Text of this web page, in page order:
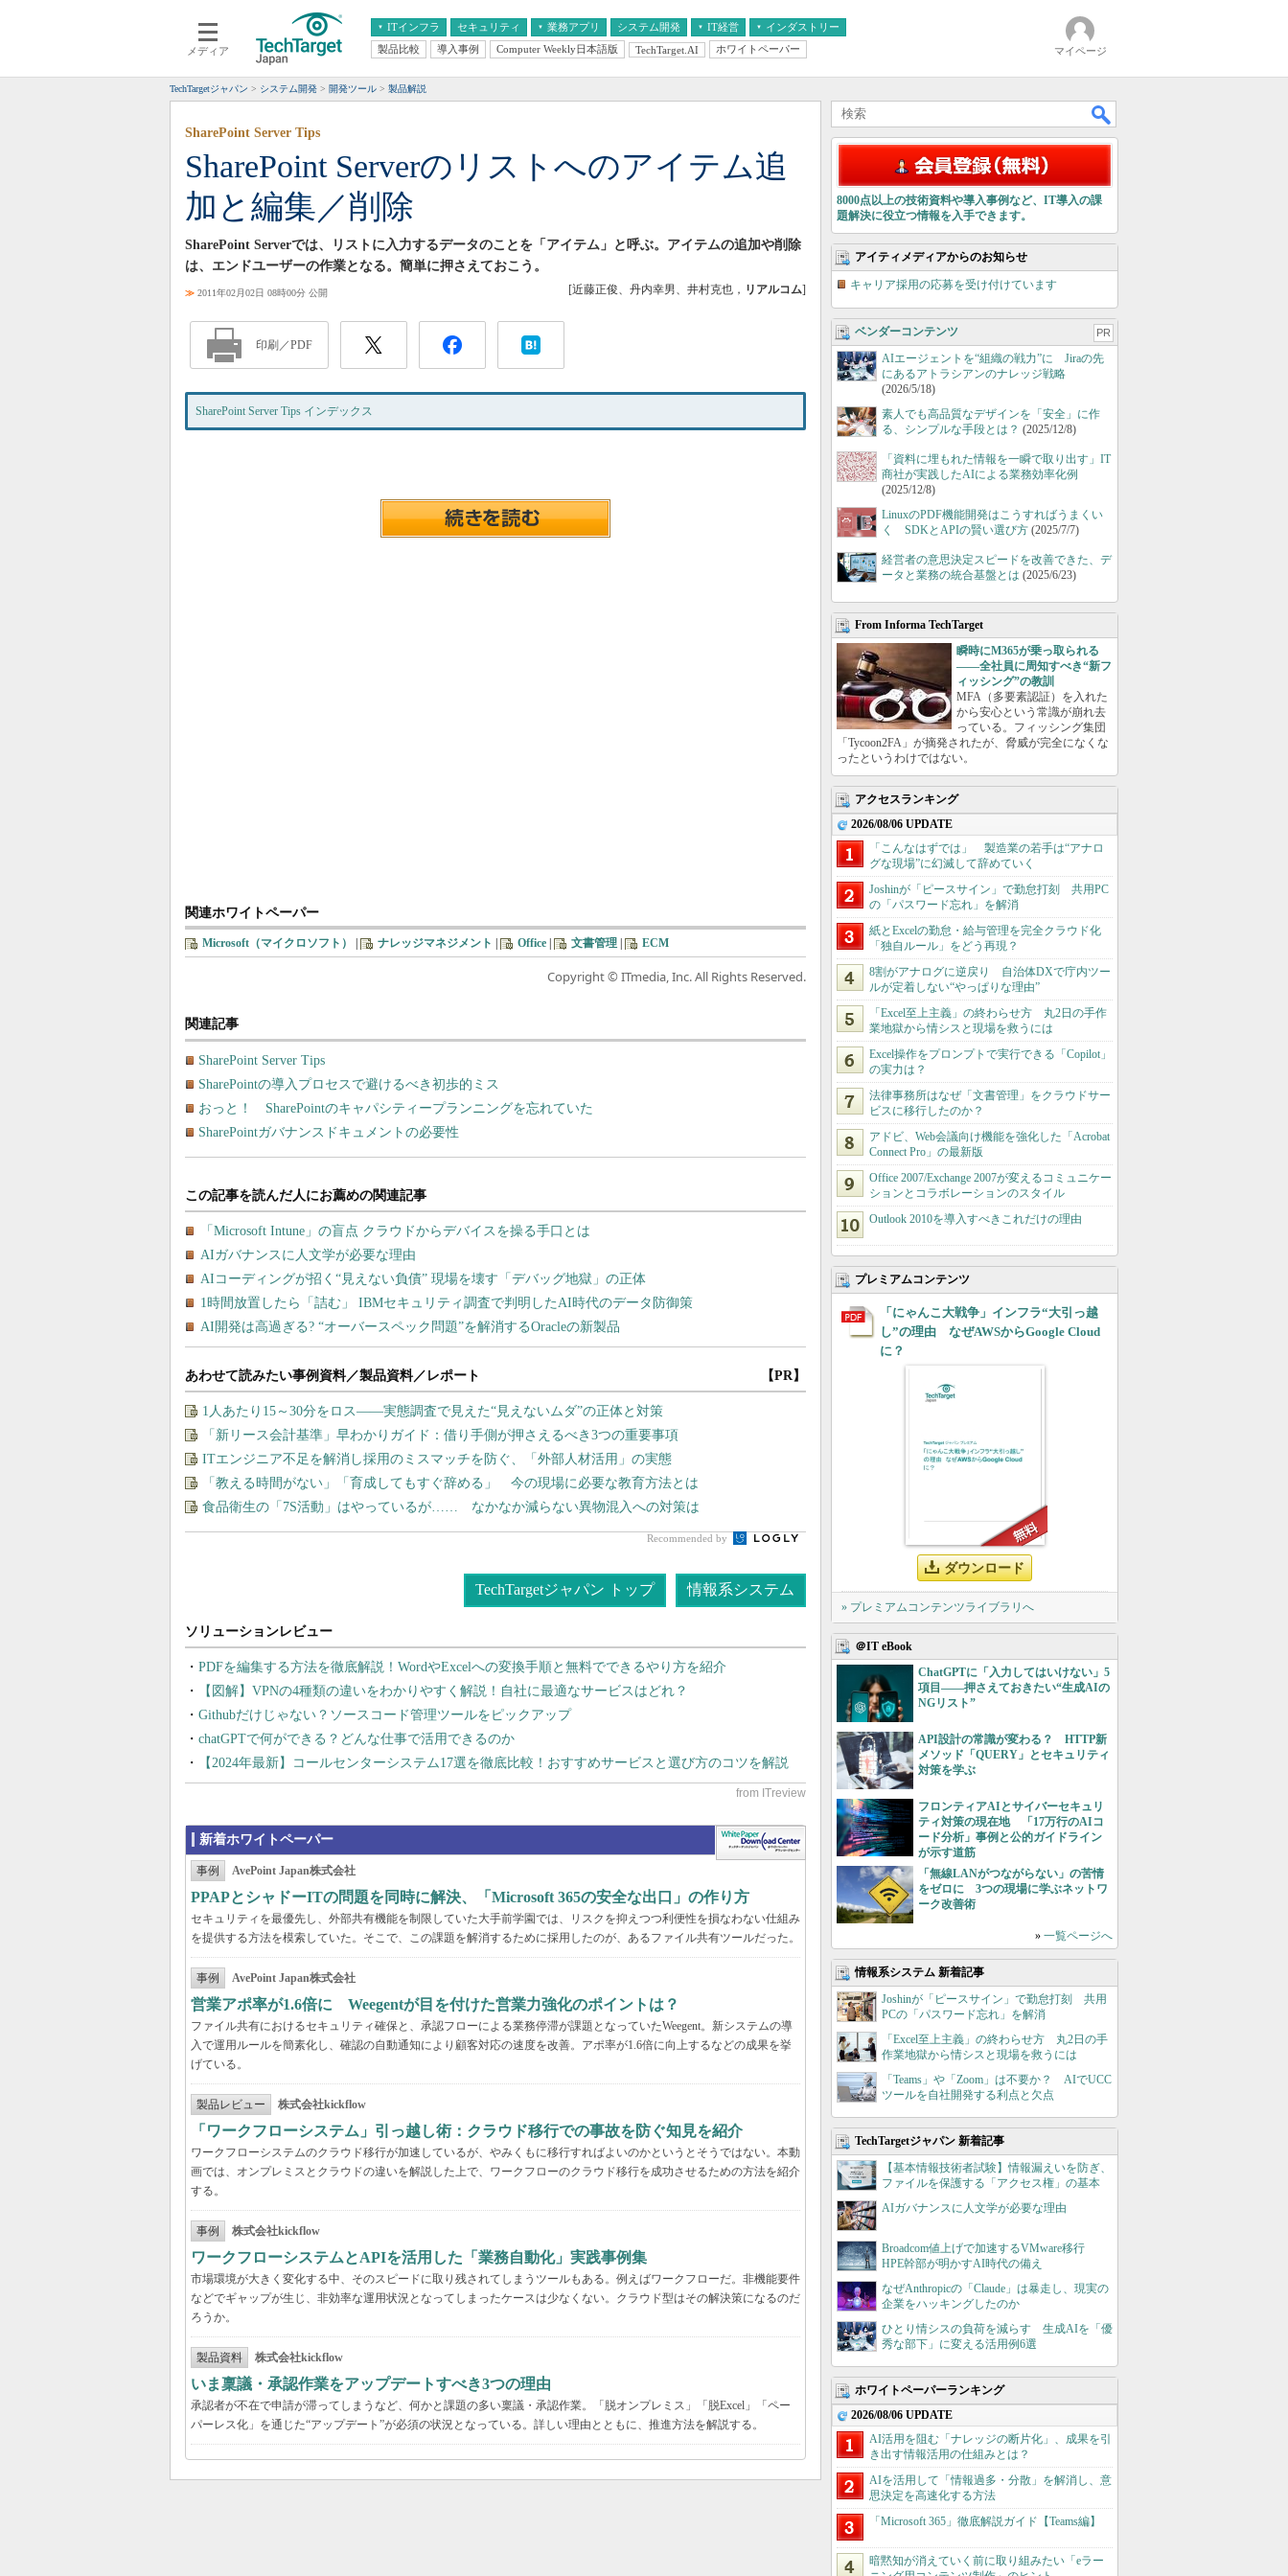
メディア
ITインフラ
クラウド
スマートモバイル
ネットワーク
システム運用管理
セキュリティ 業務アプリ
エンタープライズAI
ERP
情報系システム
システム開発 IT経営
経営とIT
インダストリー
医療IT
製品比較 導入事例 Computer Weekly日本語版 TechTarget.AI ホワイトペーパー マイページ
TechTargetジャパン システム開発 開発ツール 製品解説
SharePoint Serverのリストへのアイテム追
加と編集／削除
SharePoint Server Tips
SharePoint Serverでは、リストに入力するデータのことを「アイテム」と呼ぶ。アイテムの追加や削除
は、エンドユーザーの作業となる。簡単に押さえておこう。
≫ 2011年02月02日 08時00分 公開 [近藤正俊、丹内幸男、井村克也， リアルコム]
印刷／PDF
SharePoint Server Tips インデックス
関連ホワイトペーパー
Microsoft（マイクロソフト） ナレッジマネジメント Office 文書管理 ECM
Copyright © ITmedia, Inc. All Rights Reserved.
関連記事
SharePoint Server Tips
SharePointの導入プロセスで避けるべき初歩的ミス
おっと！ SharePointのキャパシティープランニングを忘れていた
SharePointガバナンスドキュメントの必要性
あわせて読みたい事例資料／製品資料／レポート 【PR】
1人あたり15～30分をロス――実態調査で見えた“見えないムダ”の正体と対策
「新リース会計基準」早わかりガイド：借り手側が押さえるべき3つの重要事項
ITエンジニア不足を解消し採用のミスマッチを防ぐ、「外部人材活用」の実態
「教える時間がない」「育成してもすぐ辞める」 今の現場に必要な教育方法とは
食品衛生の「7S活動」はやっているが…… なかなか減らない異物混入への対策は
Recommended by
TechTargetジャパン トップ 情報系システム
PDFを編集する方法を徹底解説！WordやExcelへの変換手順と無料でできるやり方を紹介
【図解】VPNの4種類の違いをわかりやすく解説！自社に最適なサービスはどれ？
Githubだけじゃない？ソースコード管理ツールをピックアップ
chatGPTで何ができる？どんな仕事で活用できるのか
【2024年最新】コールセンターシステム17選を徹底比較！おすすめサービスと選び方のコツを解説
新着ホワイトペーパー
事例 AvePoint Japan株式会社
PPAPとシャドーITの問題を同時に解決、「Microsoft 365の安全な出口」の作り方
セキュリティを最優先し、外部共有機能を制限していた大手前学園では、リスクを抑えつつ利便性を損なわない仕組み
を提供する方法を模索していた。そこで、この課題を解消するために採用したのが、あるファイル共有ツールだった。
事例 AvePoint Japan株式会社
営業アポ率が1.6倍に Weegentが目を付けた営業力強化のポイントは？
ファイル共有におけるセキュリティ確保と、承認フローによる業務停滞が課題となっていたWeegent。新システムの導
入で運用ルールを簡素化し、確認の自動通知により顧客対応の速度を改善。アポ率が1.6倍に向上するなどの成果を挙
げている。
製品レビュー 株式会社kickflow
「ワークフローシステム」引っ越し術：クラウド移行での事故を防ぐ知見を紹介
ワークフローシステムのクラウド移行が加速しているが、やみくもに移行すればよいのかというとそうではない。本動
画では、オンプレミスとクラウドの違いを解説した上で、ワークフローのクラウド移行を成功させるための方法を紹介
する。
事例 株式会社kickflow
ワークフローシステムとAPIを活用した「業務自動化」実践事例集
市場環境が大きく変化する中、そのスピードに取り残されてしまうツールもある。例えばワークフローだ。非機能要件
などでギャップが生じ、非効率な運用状況となってしまったケースは少なくない。クラウド型はその解決策になるのだ
ろうか。
製品資料 株式会社kickflow
いま稟議・承認作業をアップデートすべき3つの理由
承認者が不在で申請が滞ってしまうなど、何かと課題の多い稟議・承認作業。「脱オンプレミス」「脱Excel」「ペー
パーレス化」を通じた“アップデート”が必須の状況となっている。詳しい理由とともに、推進方法を解説する。
8000点以上の技術資料や導入事例など、IT導入の課
題解決に役立つ情報を入手できます。
アイティメディアからのお知らせ
キャリア採用の応募を受け付けています
ベンダーコンテンツ PR
AIエージェントを“組織の戦力”に Jiraの先
にあるアトラシアンのナレッジ戦略
(2026/5/18)
素人でも高品質なデザインを「安全」に作
る、シンプルな手段とは？ (2025/12/8)
「資料に埋もれた情報を一瞬で取り出す」IT
商社が実践したAIによる業務効率化例
(2025/12/8)
LinuxのPDF機能開発はこうすればうまくい
く SDKとAPIの賢い選び方 (2025/7/7)
経営者の意思決定スピードを改善できた、デ
ータと業務の統合基盤とは (2025/6/23)
From Informa TechTarget
瞬時にM365が乗っ取られる
――全社員に周知すべき“新フ
ィッシング”の教訓
MFA（多要素認証）を入れた
から安心という常識が崩れ去
っている。フィッシング集団
「Tycoon2FA」が摘発されたが、脅威が完全になくな
ったというわけではない。
アクセスランキング
2026/08/06 UPDATE
「こんなはずでは」 製造業の若手は“アナロ
グな現場”に幻滅して辞めていく
Joshinが「ピースサイン」で勤怠打刻 共用PC
の「パスワード忘れ」を解消
紙とExcelの勤怠・給与管理を完全クラウド化
「独自ルール」をどう再現？
8割がアナログに逆戻り 自治体DXで庁内ツー
ルが定着しない“やっぱりな理由”
「Excel至上主義」の終わらせ方 丸2日の手作
業地獄から情シスと現場を救うには
Excel操作をプロンプトで実行できる「Copilot」
の実力は？
法律事務所はなぜ「文書管理」をクラウドサー
ビスに移行したのか？
アドビ、Web会議向け機能を強化した「Acrobat
Connect Pro」の最新版
Office 2007/Exchange 2007が変えるコミュニケー
ションとコラボレーションのスタイル
Outlook 2010を導入すべきこれだけの理由
プレミアムコンテンツ
「にゃんこ大戦争」インフラ“大引っ越
し”の理由 なぜAWSからGoogle Cloud
に？
ダウンロード
» プレミアムコンテンツライブラリへ
＠IT eBook
ChatGPTに「入力してはいけない」5
項目――押さえておきたい“生成AIの
NGリスト”
API設計の常識が変わる？ HTTP新
メソッド「QUERY」とセキュリティ
対策を学ぶ
フロンティアAIとサイバーセキュリ
ティ対策の現在地 「17万行のAIコ
ード分析」事例と公的ガイドライン
が示す道筋
「無線LANがつながらない」の苦情
をゼロに 3つの現場に学ぶネットワ
ーク改善術
» 一覧ページへ
情報系システム 新着記事
Joshinが「ピースサイン」で勤怠打刻 共用
PCの「パスワード忘れ」を解消
「Excel至上主義」の終わらせ方 丸2日の手
作業地獄から情シスと現場を救うには
「Teams」や「Zoom」は不要か？ AIでUCC
ツールを自社開発する利点と欠点
TechTargetジャパン 新着記事
【基本情報技術者試験】情報漏えいを防ぎ、
ファイルを保護する「アクセス権」の基本
AIガバナンスに人文学が必要な理由
Broadcom値上げで加速するVMware移行
HPE幹部が明かすAI時代の備え
なぜAnthropicの「Claude」は暴走し、現実の
企業をハッキングしたのか
ひとり情シスの負荷を減らす 生成AIを「優
秀な部下」に変える活用例6選
ホワイトペーパーランキング
2026/08/06 UPDATE
AI活用を阻む「ナレッジの断片化」、成果を引
き出す情報活用の仕組みとは？
AIを活用して「情報過多・分散」を解消し、意
思決定を高速化する方法
「Microsoft 365」徹底解説ガイド【Teams編】
暗黙知が消えていく前に取り組みたい「eラー